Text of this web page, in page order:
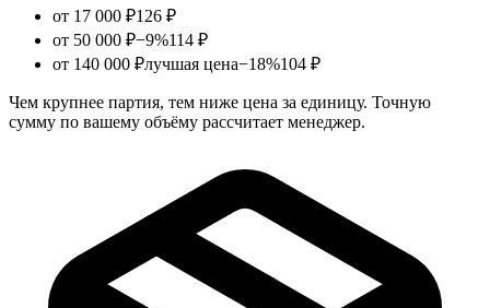
от 17 000 ₽126 ₽
от 50 000 ₽−9%114 ₽
от 140 000 ₽лучшая цена−18%104 ₽
Чем крупнее партия, тем ниже цена за единицу. Точную
сумму по вашему объёму рассчитает менеджер.